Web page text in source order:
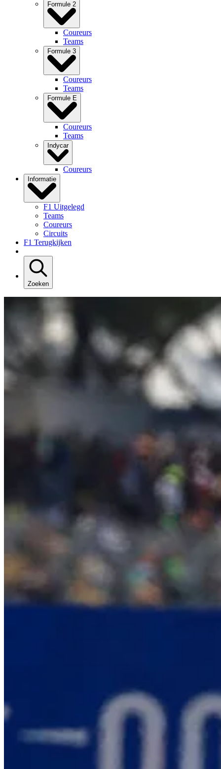
Formule 2
Coureurs
Teams
Formule 3
Coureurs
Teams
Formule E
Coureurs
Teams
Indycar
Coureurs
Informatie
F1 Uitgelegd
Teams
Coureurs
Circuits
F1 Terugkijken
Zoeken